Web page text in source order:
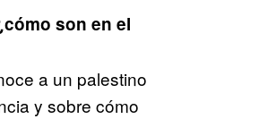
son en el
a un palestino
y sobre cómo